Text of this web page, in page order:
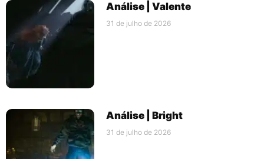
Análise | Valente
31 de julho de 2026
Análise | Bright
31 de julho de 2026